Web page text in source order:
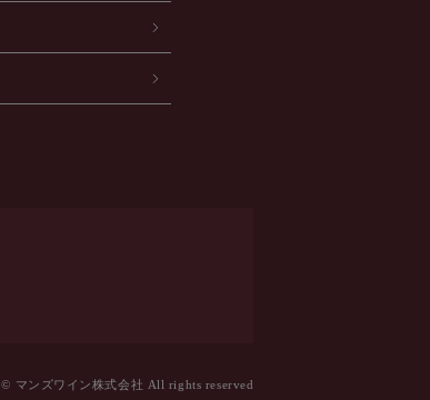
© マンズワイン株式会社 All rights reserved